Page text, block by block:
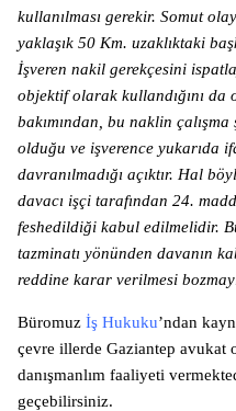
kullanılması gerekir. Somut
yaklaşık 50 Km. uzaklıktaki
İşveren nakil gerekçesini
objektif olarak kullandığını da
bakımından, bu naklin
olduğu ve işverence yukarıda
davranılmadığı açıktır. Hal
davacı işçi tarafından 24.
feshedildiği kabul edilmelidir.
tazminatı yönünden davanın
reddine karar verilmesi
Büromuz İş Hukuku’ndan
çevre illerde Gaziantep avukat
danışmanlım faaliyeti
geçebilirsiniz.